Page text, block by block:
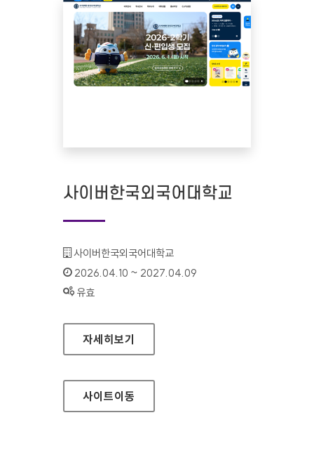
사이버한국외국어대학교
기관명 :
사이버한국외국어대학교
인증기간 :
2026.04.10 ~ 2027.04.09
상태 :
유효
사이버한국외국어대학교
자세히보기
사이트이동